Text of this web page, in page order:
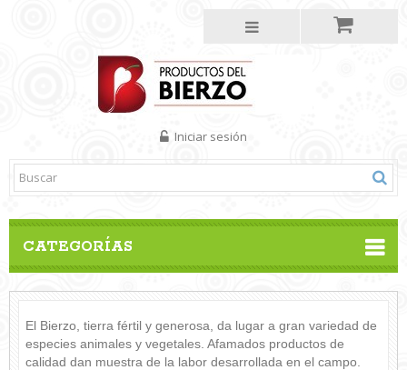
CATEGORÍAS
Iniciar sesión
El Bierzo, tierra fértil y generosa, da lugar a gran variedad de
especies animales y vegetales. Afamados productos de
calidad dan muestra de la labor desarrollada en el campo.